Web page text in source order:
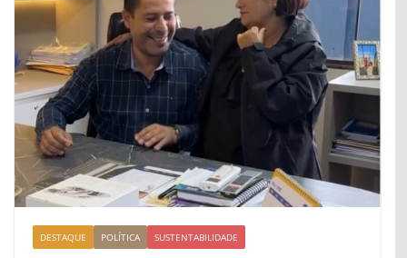
DESTAQUE POLÍTICA SUSTENTABILIDADE